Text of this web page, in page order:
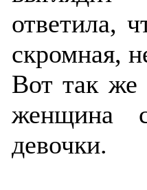
ответила,
скромная,
Вот так же
женщина
девочки.